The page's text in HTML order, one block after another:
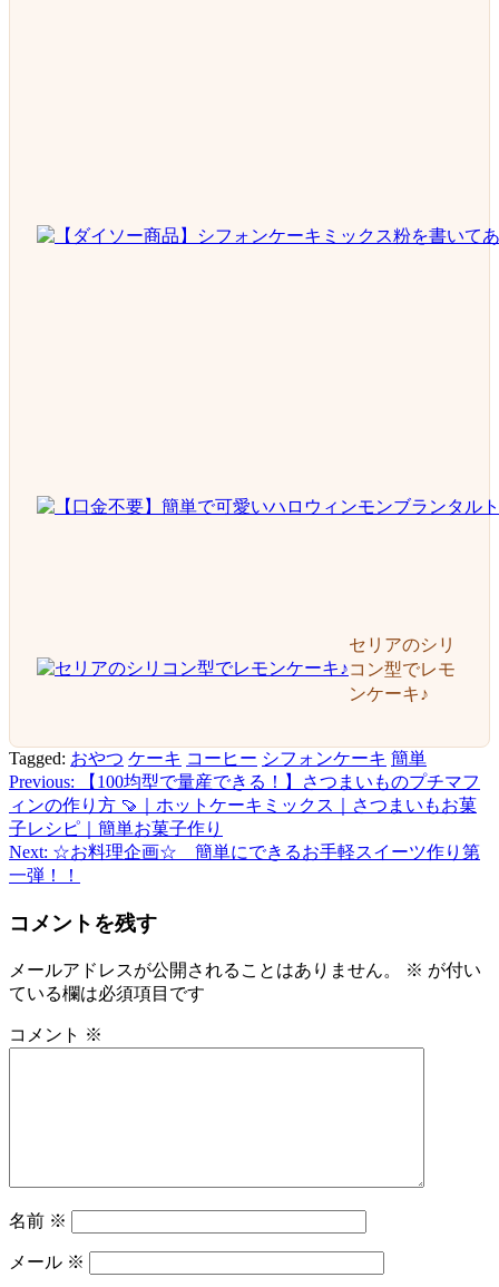
セリアのシリ
コン型でレモ
ンケーキ♪
Tagged: おやつ ケーキ コーヒー シフォンケーキ 簡単
投
稿
ナ
ゲ
ー
シ
ョ
Previous:
【100均型で量産できる！】さつまいものプチマフ
ィンの作り方 🍠｜ホットケーキミックス｜さつまいもお菓
子レシピ｜簡単お菓子作り
Next: ☆お料理企画☆ 簡単にできるお手軽スイーツ作り第
一弾！！
コメントを残す
メールアドレスが公開されることはありません。 ※ が付い
ている欄は必須項目です
コメント ※
名前 ※
メール ※